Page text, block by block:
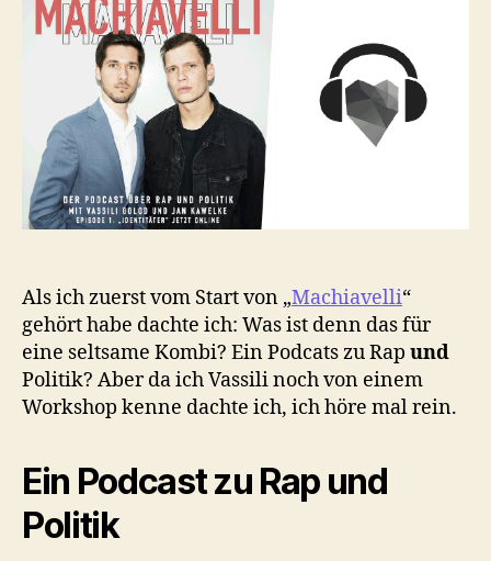
Rap
mit
Politik
zu
Als ich zuerst vom Start von „Machiavelli“
gehört habe dachte ich: Was ist denn das für
eine seltsame Kombi? Ein Podcats zu Rap und
Politik? Aber da ich Vassili noch von einem
Workshop kenne dachte ich, ich höre mal rein.
Ein Podcast zu Rap und
Politik